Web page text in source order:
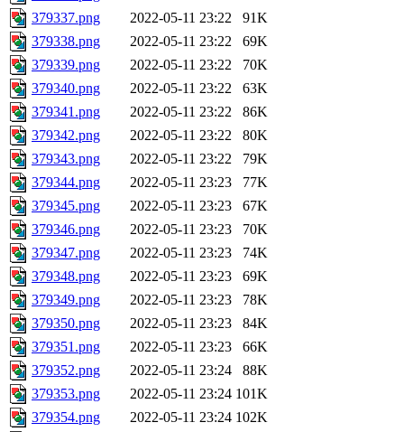
379337.png
2022-05-11 23:22
91K
379338.png
2022-05-11 23:22
69K
379339.png
2022-05-11 23:22
70K
379340.png
2022-05-11 23:22
63K
379341.png
2022-05-11 23:22
86K
379342.png
2022-05-11 23:22
80K
379343.png
2022-05-11 23:22
79K
379344.png
2022-05-11 23:23
77K
379345.png
2022-05-11 23:23
67K
379346.png
2022-05-11 23:23
70K
379347.png
2022-05-11 23:23
74K
379348.png
2022-05-11 23:23
69K
379349.png
2022-05-11 23:23
78K
379350.png
2022-05-11 23:23
84K
379351.png
2022-05-11 23:23
66K
379352.png
2022-05-11 23:24
88K
379353.png
2022-05-11 23:24 101K
379354.png
2022-05-11 23:24 102K